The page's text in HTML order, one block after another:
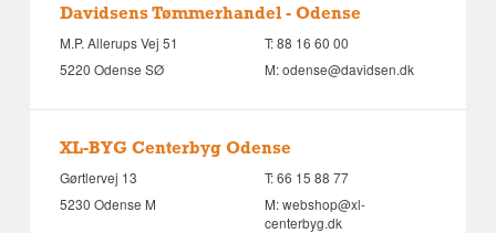
Davidsens Tømmerhandel - Odense
M.P. Allerups Vej 51
5220 Odense SØ
T:88 16 60 00
M:odense@davidsen.dk
XL-BYG Centerbyg Odense
Gørtlervej 13
5230 Odense M
T:66 15 88 77
M:webshop@xl-
centerbyg.dk